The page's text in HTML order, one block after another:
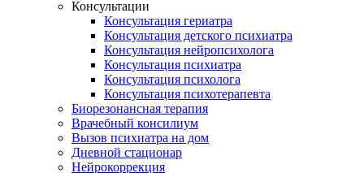
Консультации
Консультация гериатра
Консультация детского психиатра
Консультация нейропсихолога
Консультация психиатра
Консультация психолога
Консультация психотерапевта
Биорезонансная терапия
Врачебный консилиум
Вызов психиатра на дом
Дневной стационар
Нейрокоррекция